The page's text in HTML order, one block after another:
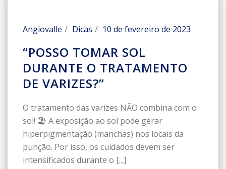
Angiovalle Dicas 10 de fevereiro de 2023
“POSSO TOMAR SOL
DURANTE O TRATAMENTO
DE VARIZES?”
O tratamento das varizes NÃO combina com o
sol! 🏖 A exposição ao sol pode gerar
hiperpigmentação (manchas) nos locais da
punção. Por isso, os cuidados devem ser
intensificados durante o [...]